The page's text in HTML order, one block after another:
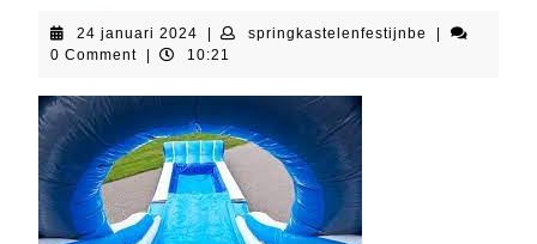
24 januari 2024 24
januari
springkastelenfestijnbe
0 Comment
10:21